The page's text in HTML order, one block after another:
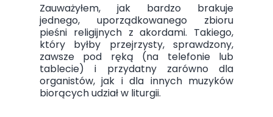
Zauważyłem, jak bardzo brakuje
jednego, uporządkowanego zbioru
pieśni religijnych z akordami. Takiego,
który byłby przejrzysty, sprawdzony,
zawsze pod ręką (na telefonie lub
tablecie) i przydatny zarówno dla
organistów, jak i dla innych muzyków
biorących udział w liturgii.